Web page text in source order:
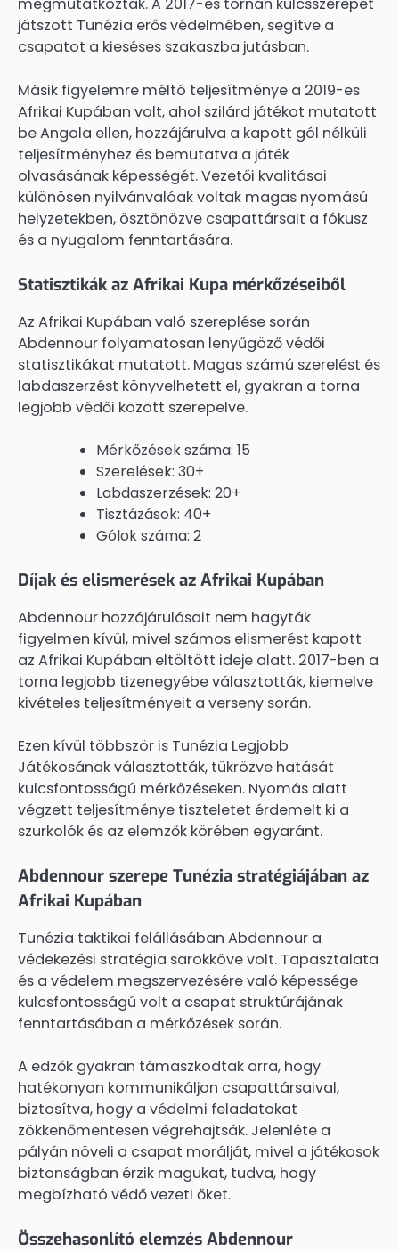
megmutatkoztak. A 2017-es tornán kulcsszerepet
játszott Tunézia erős védelmében, segítve a
csapatot a kieséses szakaszba jutásban.
Másik figyelemre méltó teljesítménye a 2019-es
Afrikai Kupában volt, ahol szilárd játékot mutatott
be Angola ellen, hozzájárulva a kapott gól nélküli
teljesítményhez és bemutatva a játék
olvasásának képességét. Vezetői kvalitásai
különösen nyilvánvalóak voltak magas nyomású
helyzetekben, ösztönözve csapattársait a fókusz
és a nyugalom fenntartására.
Statisztikák az Afrikai Kupa mérkőzéseiből
Az Afrikai Kupában való szereplése során
Abdennour folyamatosan lenyűgöző védői
statisztikákat mutatott. Magas számú szerelést és
labdaszerzést könyvelhetett el, gyakran a torna
legjobb védői között szerepelve.
Mérkőzések száma: 15
Szerelések: 30+
Labdaszerzések: 20+
Tisztázások: 40+
Gólok száma: 2
Díjak és elismerések az Afrikai Kupában
Abdennour hozzájárulásait nem hagyták
figyelmen kívül, mivel számos elismerést kapott
az Afrikai Kupában eltöltött ideje alatt. 2017-ben a
torna legjobb tizenegyébe választották, kiemelve
kivételes teljesítményeit a verseny során.
Ezen kívül többször is Tunézia Legjobb
Játékosának választották, tükrözve hatását
kulcsfontosságú mérkőzéseken. Nyomás alatt
végzett teljesítménye tiszteletet érdemelt ki a
szurkolók és az elemzők körében egyaránt.
Abdennour szerepe Tunézia stratégiájában az
Afrikai Kupában
Tunézia taktikai felállásában Abdennour a
védekezési stratégia sarokköve volt. Tapasztalata
és a védelem megszervezésére való képessége
kulcsfontosságú volt a csapat struktúrájának
fenntartásában a mérkőzések során.
A edzők gyakran támaszkodtak arra, hogy
hatékonyan kommunikáljon csapattársaival,
biztosítva, hogy a védelmi feladatokat
zökkenőmentesen végrehajtsák. Jelenléte a
pályán növeli a csapat morálját, mivel a játékosok
biztonságban érzik magukat, tudva, hogy
megbízható védő vezeti őket.
Összehasonlító elemzés Abdennour